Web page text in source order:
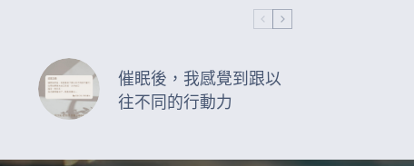
催眠後，我感覺到跟以
往不同的行動力